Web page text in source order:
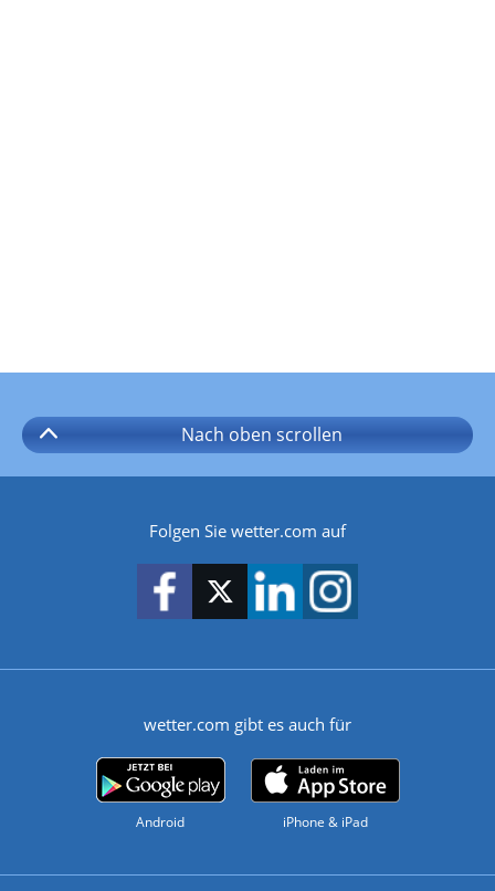
Nach oben scrollen
Folgen Sie wetter.com auf
wetter.com gibt es auch für
Android iPhone & iPad